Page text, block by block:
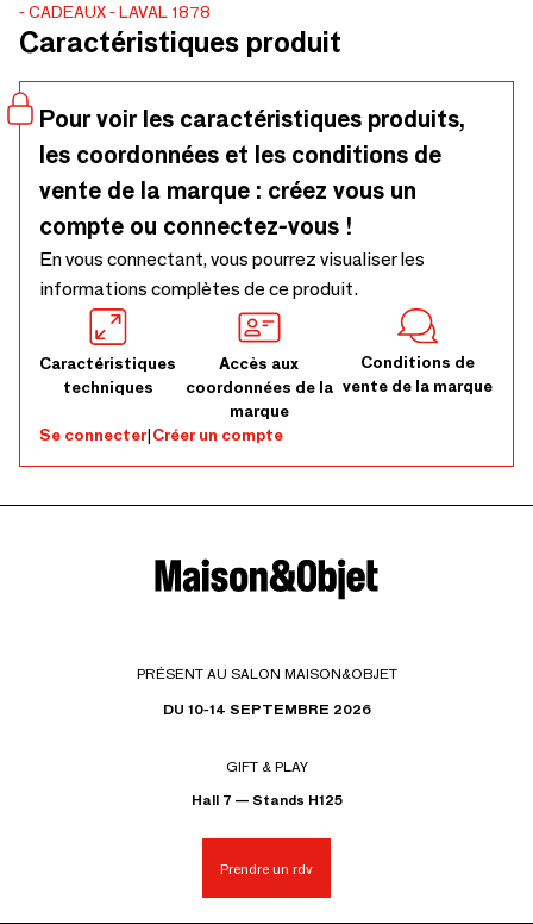
CADEAUX
LAVAL 1878
Caractéristiques produit
Pour voir les caractéristiques produits,
les coordonnées et les conditions de
vente de la marque : créez vous un
compte ou connectez-vous !
En vous connectant, vous pourrez visualiser les
informations complètes de ce produit.
Caractéristiques
techniques
Accès aux
coordonnées de la
marque
Conditions de
vente de la marque
Se connecter|Créer un compte
PRÉSENT AU SALON MAISON&OBJET
DU 10-14 SEPTEMBRE 2026
GIFT & PLAY
Hall 7 — Stands H125
Prendre un rdv